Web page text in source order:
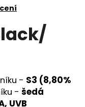
- S3 (8,80%
- šedá
UVB